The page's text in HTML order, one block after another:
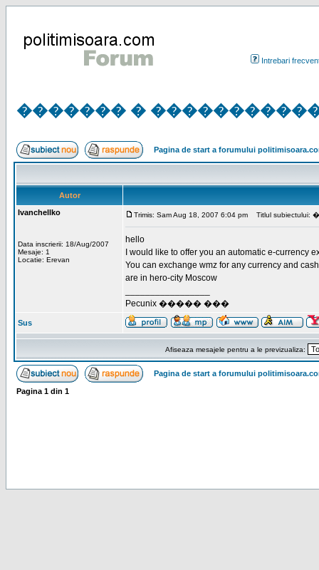
Intrebari
������� � �����������
Pagina de start a forumului
Autor
Ivanchellko
Data inscrierii: 18/Aug/2007
Mesaje: 1
Locatie: Erevan
Trimis: Sam Aug 18, 2007 6:04 pm Titlul
hello
I would like to offer you an automatic e-currency
You can exchange wmz for any currency and
are in hero-city Moscow
Pecunix ����� ���
Sus
Afiseaza mesajele pentru a le previzualiza:
Pagina de start a forumului
Pagina 1 din 1